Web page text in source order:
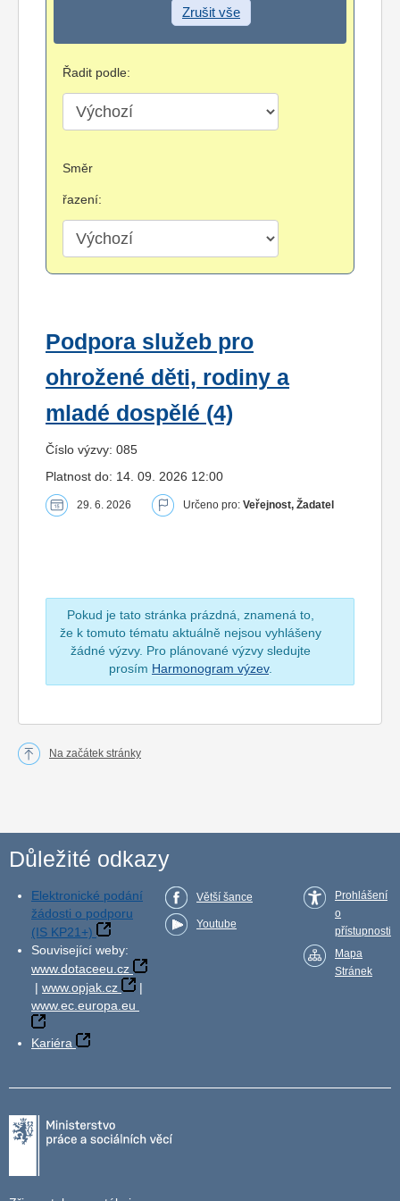
Zrušit vše
Řadit podle:
Směr
řazení:
Podpora služeb pro
ohrožené děti, rodiny a
mladé dospělé (4)
Číslo výzvy: 085
Platnost do: 14. 09. 2026 12:00
29. 6. 2026 Určeno pro: Veřejnost, Žadatel
Pokud je tato stránka prázdná, znamená to,
že k tomuto tématu aktuálně nejsou vyhlášeny
žádné výzvy. Pro plánované výzvy sledujte
prosím Harmonogram výzev.
Na začátek stránky
Důležité odkazy
Elektronické podání
žádosti o podporu
(IS KP21+)
Související weby:
www.dotaceeu.cz
| www.opjak.cz
|
www.ec.europa.eu
Kariéra
Větší šance
Youtube
Prohlášení
o
přístupnosti
Mapa
Stránek